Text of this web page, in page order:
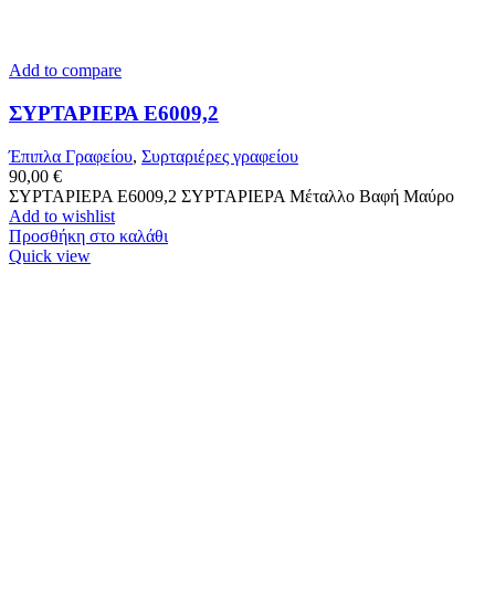
Add to compare
ΣΥΡΤΑΡΙΕΡΑ Ε6009,2
Έπιπλα Γραφείου, Συρταριέρες γραφείου
90,00 €
ΣΥΡΤΑΡΙΕΡΑ Ε6009,2 ΣΥΡΤΑΡΙΕΡΑ Μέταλλο Βαφή Μαύρο
Add to wishlist
Προσθήκη στο καλάθι
Quick view